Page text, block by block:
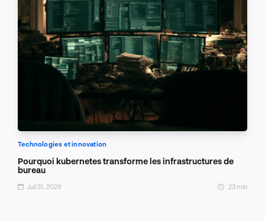
Technologies et innovation
Pourquoi kubernetes transforme les infrastructures de
bureau
Juil 31, 2026 23 min